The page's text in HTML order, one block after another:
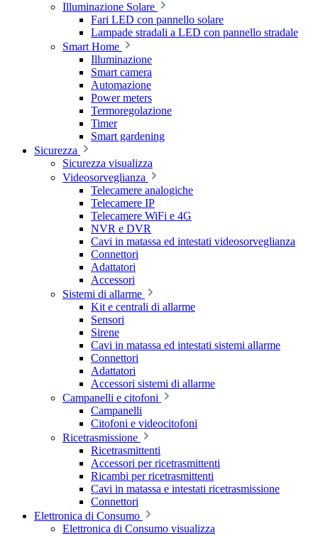
Illuminazione Solare
Fari LED con pannello solare
Lampade stradali a LED con pannello stradale
Smart Home
Illuminazione
Smart camera
Automazione
Power meters
Termoregolazione
Timer
Smart gardening
Sicurezza
Sicurezza visualizza
Videosorveglianza
Telecamere analogiche
Telecamere IP
Telecamere WiFi e 4G
NVR e DVR
Cavi in matassa ed intestati videosorveglianza
Connettori
Adattatori
Accessori
Sistemi di allarme
Kit e centrali di allarme
Sensori
Sirene
Cavi in matassa ed intestati sistemi allarme
Connettori
Adattatori
Accessori sistemi di allarme
Campanelli e citofoni
Campanelli
Citofoni e videocitofoni
Ricetrasmissione
Ricetrasmittenti
Accessori per ricetrasmittenti
Ricambi per ricetrasmittenti
Cavi in matassa e intestati ricetrasmissione
Connettori
Elettronica di Consumo
Elettronica di Consumo visualizza